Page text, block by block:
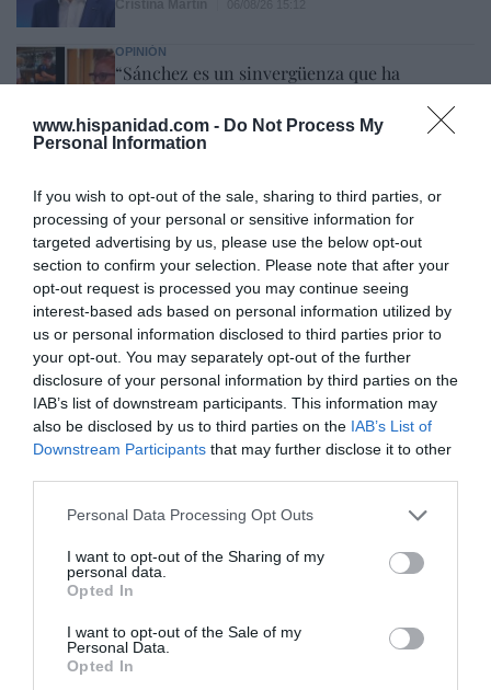
www.hispanidad.com - Do Not Process My
Personal Information
If you wish to opt-out of the sale, sharing to third parties, or
processing of your personal or sensitive information for
targeted advertising by us, please use the below opt-out
section to confirm your selection. Please note that after your
opt-out request is processed you may continue seeing
interest-based ads based on personal information utilized by
us or personal information disclosed to third parties prior to
your opt-out. You may separately opt-out of the further
disclosure of your personal information by third parties on the
IAB’s list of downstream participants. This information may
also be disclosed by us to third parties on the IAB’s List of
Downstream Participants that may further disclose it to other
Personal Data Processing Opt Outs
I want to opt-out of the Sharing of my
personal data.
Opted In
I want to opt-out of the Sale of my
Personal Data.
Opted In
OPINIÓN
“Sánchez es un sinvergüenza que ha
España. Tenemos un Gobierno en
connivencia con Marruecos”: acusa una ceutí
Marcelo Gullo: “El trabajo de desmitificar la
historia, de poner la verdadera, de
desmontar la falsificación, es un trabajo
cristiano"
por Hispanidad
Artículos anteriores
DIARIO DE LA CORRUPCIÓN SANCHISTA
Diario de la corrupción sanchista. La
Audiencia Nacional prorroga seis meses la
investigación del caso Koldo, ante el
ingente material incautado por la UCO
Artículos anteriores